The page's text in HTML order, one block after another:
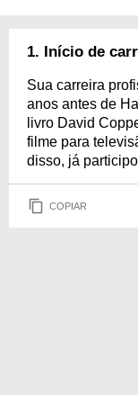
1. Início de
Sua carreira
anos antes de
livro David
filme para
disso, já
COPIAR